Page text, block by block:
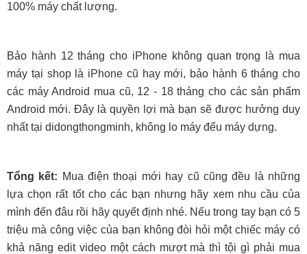
100% máy chất lượng.
Bảo hành 12 tháng cho iPhone không quan trọng là mua
máy tại shop là iPhone cũ hay mới, bảo hành 6 tháng cho
các máy Android mua cũ, 12 - 18 tháng cho các sản phẩm
Android mới. Đây là quyền lợi mà bạn sẽ được hưởng duy
nhất tại didongthongminh, không lo máy đểu máy dựng.
Tổng kết: Mua điện thoại mới hay cũ cũng đều là những
lựa chọn rất tốt cho các bạn nhưng hãy xem nhu cầu của
mình đến đâu rồi hãy quyết định nhé. Nếu trong tay bạn có 5
triệu mà công việc của bạn không đòi hỏi một chiếc máy có
khả năng edit video một cách mượt mà thì tội gì phải mua